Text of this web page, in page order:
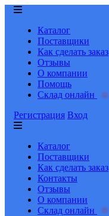
Каталог
Поставщики
Как сделать заказ
Отзывы
О компании
Помощь
Склад онлайн
Регистрация Вход
Каталог
Поставщики
Как сделать заказ
Контакты
Отзывы
О компании
Склад онлайн